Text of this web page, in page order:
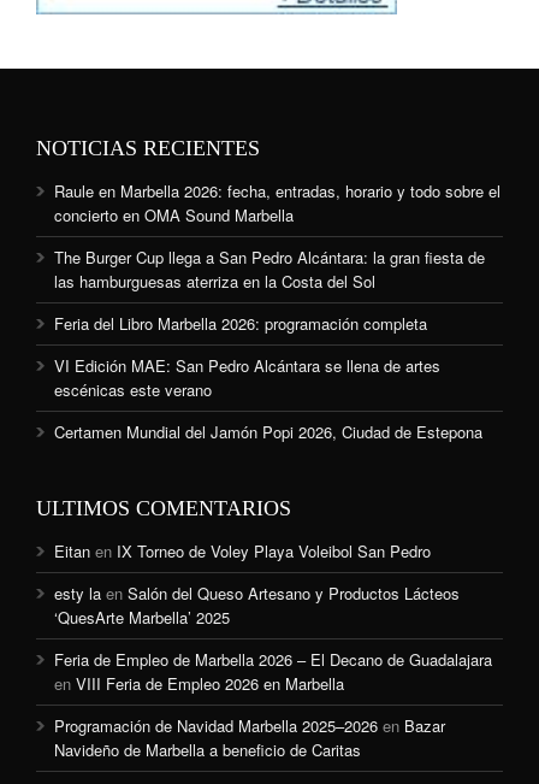
NOTICIAS RECIENTES
Raule en Marbella 2026: fecha, entradas, horario y todo sobre el
concierto en OMA Sound Marbella
The Burger Cup llega a San Pedro Alcántara: la gran fiesta de
las hamburguesas aterriza en la Costa del Sol
Feria del Libro Marbella 2026: programación completa
VI Edición MAE: San Pedro Alcántara se llena de artes
escénicas este verano
Certamen Mundial del Jamón Popi 2026, Ciudad de Estepona
ULTIMOS COMENTARIOS
Eitan en IX Torneo de Voley Playa Voleibol San Pedro
esty la en Salón del Queso Artesano y Productos Lácteos
‘QuesArte Marbella’ 2025
Feria de Empleo de Marbella 2026 – El Decano de Guadalajara
en VIII Feria de Empleo 2026 en Marbella
Programación de Navidad Marbella 2025–2026 en Bazar
Navideño de Marbella a beneficio de Caritas